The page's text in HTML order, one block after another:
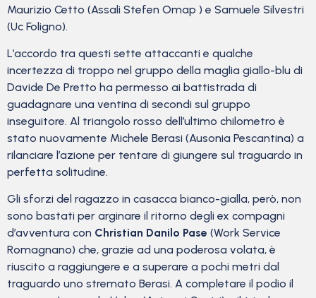
Maurizio Cetto (Assali Stefen Omap ) e Samuele Silvestri
(Uc Foligno).
L’accordo tra questi sette attaccanti e qualche
incertezza di troppo nel gruppo della maglia giallo-blu di
Davide De Pretto ha permesso ai battistrada di
guadagnare una ventina di secondi sul gruppo
inseguitore. Al triangolo rosso dell’ultimo chilometro è
stato nuovamente Michele Berasi (Ausonia Pescantina) a
rilanciare l’azione per tentare di giungere sul traguardo in
perfetta solitudine.
Gli sforzi del ragazzo in casacca bianco-gialla, però, non
sono bastati per arginare il ritorno degli ex compagni
d’avventura con Christian Danilo Pase (Work Service
Romagnano) che, grazie ad una poderosa volata, è
riuscito a raggiungere e a superare a pochi metri dal
traguardo uno stremato Berasi. A completare il podio il